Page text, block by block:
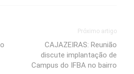
Próximo artigo
CAJAZEIRAS: Reunião
discute implantação de
Campus do IFBA no bairro